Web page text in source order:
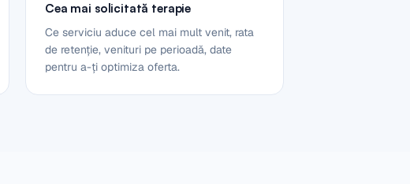
Cea mai solicitată terapie
Ce serviciu aduce cel mai mult venit, rata
de retenție, venituri pe perioadă, date
pentru a-ți optimiza oferta.